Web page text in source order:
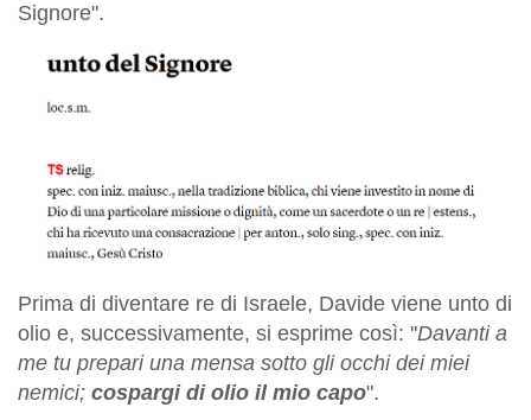
Signore".
Prima di diventare re di Israele, Davide viene unto di
olio e, successivamente, si esprime così: "Davanti a
me tu prepari una mensa sotto gli occhi dei miei
nemici; cospargi di olio il mio capo".